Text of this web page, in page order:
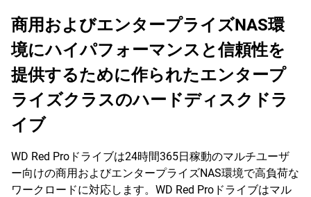
商用およびエンタープライズNAS環
境にハイパフォーマンスと信頼性を
提供するために作られたエンタープ
ライズクラスのハードディスクドラ
イブ
WD Red Proドライブは24時間365日稼動のマルチユーザ
ー向けの商用およびエンタープライズNAS環境で高負荷な
ワークロードに対応します。WD Red Proドライブはマル